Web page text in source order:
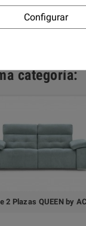
madera de 10,5 cm,
categoría:
2 Plazas QUEEN by
Configurar